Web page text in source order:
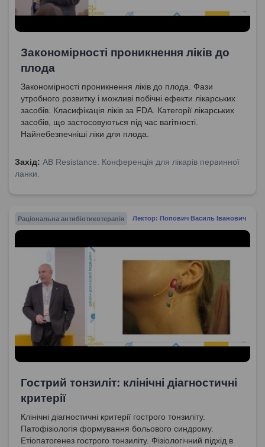
Закономірності проникнення ліків до
плода
Закономірності проникнення ліків до плода. Фази
утробного розвитку і можливі побічні ефекти лікарських
засобів. Класифікація ліків за FDA. Категорії лікарських
засобів, що застосовуються під час вагітності.
Найнебезпечніші ліки для плода.
Захід: AB Resistance. Конференція для лікарів первинної
ланки.
Раціональна антибіотикотерапія Лектор: Попович Василь Іванович
Гострий тонзиліт: клінічні діагностичні
критерії
Клінічні діагностичні критерії гострого тонзиліту.
Патофізіологія формування больового синдрому.
Етіопатогенез гострого тонзиліту. Фізіологічний підхід в